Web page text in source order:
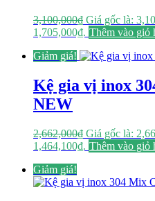
3,100,000₫ Giá gốc là:
1,705,000₫. Thêm vào giỏ
Giảm giá!
Kệ gia vị inox
NEW
2,662,000₫ Giá gốc là:
1,464,100₫. Thêm vào giỏ
Giảm giá!